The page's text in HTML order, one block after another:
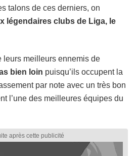
talons de ces derniers, on
légendaires clubs de Liga, le
leurs meilleurs ennemis de
bien loin puisqu’ils occupent la
par note avec un très bon
l’une des meilleures équipes du